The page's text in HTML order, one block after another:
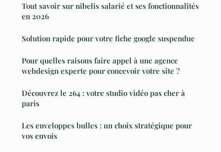
Tout savoir sur nibelis salarié et ses fonctionnalités
en 2026
Solution rapide pour votre fiche google suspendue
Pour quelles raisons faire appel à une agence
webdesign experte pour concevoir votre site ?
Découvrez le 264 : votre studio vidéo pas cher à
paris
Les enveloppes bulles : un choix stratégique pour
vos envois